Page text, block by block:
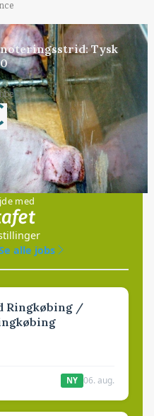
Tysk
med
alle jobs
Ringkøbing /
NY 06. aug.